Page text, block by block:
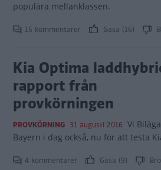
populära mellanklassen.
15 kommentarer Gasa (16)
Kia Optima
rapport från
provkörningen
PROVKÖRNING 31 augusti 2016 Vi
Bayern i dag också, nu för att testa
4 kommentarer Gasa (9)